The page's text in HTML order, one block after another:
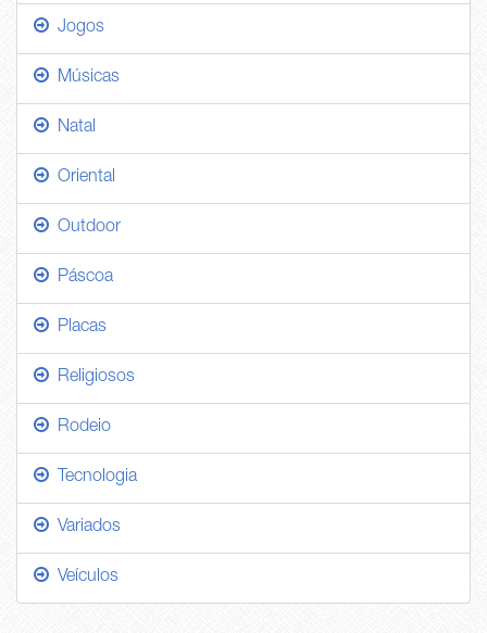
Jogos
Músicas
Natal
Oriental
Outdoor
Páscoa
Placas
Religiosos
Rodeio
Tecnologia
Variados
Veículos